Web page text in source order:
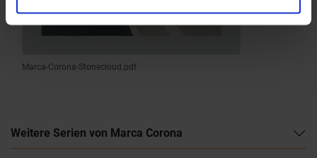
Marca-Corona-Stonecloud.pdf
Weitere Serien von Marca Corona